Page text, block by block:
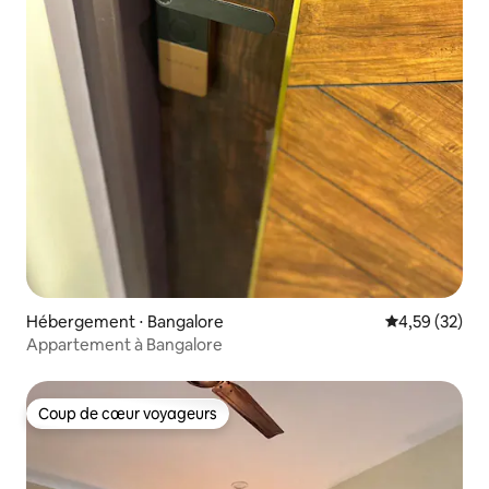
Hébergement ⋅ Bangalore Évaluation
4,59 (32)
Appartement à Bangalore
Coup de cœur voyageurs
Coup de cœur voyageurs